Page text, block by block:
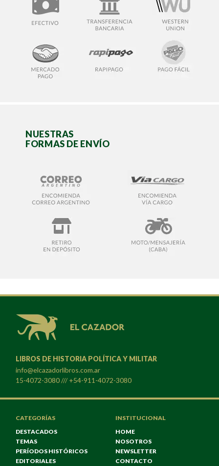
NUESTRAS
FORMAS DE ENVÍO
LIBROS DE HISTORIA POLÍTICA Y MILITAR
info@elcazadorlibros.com.ar
15-4072-3080 /// +54-911-4072-3080
CATEGORÍAS
DESTACADOS
TEMAS
PERÍODOS HISTÓRICOS
EDITORIALES
INSTITUCIONAL
HOME
NOSOTROS
NEWSLETTER
CONTACTO